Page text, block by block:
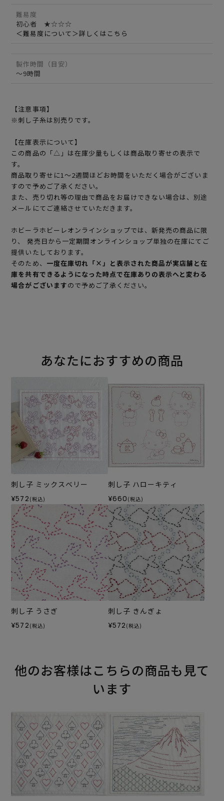
難易度
初心者 ★☆☆☆
＜難易度について＞詳しくはこちら
製作時間（目安）
～9時間
【注意事項】
※刺し子糸は別売りです。
【在庫表示について】
この商品の「△」は在庫少量もしくは商品取り寄せの表示で
す。
商品取り寄せに1～2週間ほどお時間をいただく場合がございま
すので予めご了承ください。
また、売り切れ等の理由で商品をお届けできない場合は、別途
メールにてご連絡させていただきます。
ホビーラホビーレオンラインショップでは、新発売の商品に限
り、 発売日から一定期間オンラインショップ単独の在庫にてご
提供いたしております。
そのため、 一度在庫切れ「×」と表示された商品が実店舗と在
庫を共有できるようになった時点で在庫ありの表示へと変わる
場合がございますので予めご了承ください。
あなたにおすすめの商品
刺し子 ミックスベリー
¥572 (税込)
刺し子 ハローキティ
¥660 (税込)
刺し子 うさぎ
¥572 (税込)
刺し子 きんぎょ
¥572 (税込)
他のお客様はこちらの商品も見て
います